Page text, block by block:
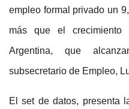
empleo formal privado un
más que el
Argentina, que
subsecretario de Empleo,
El set de datos, presenta